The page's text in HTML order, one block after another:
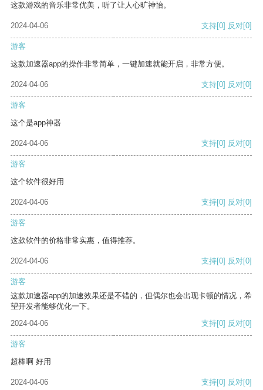
这款游戏的音乐非常优美，听了让人心旷神怡。
2024-04-06 支持[0] 反对[0]
游客
这款加速器app的操作非常简单，一键加速就能开启，非常方便。
2024-04-06 支持[0] 反对[0]
游客
这个是app神器
2024-04-06 支持[0] 反对[0]
游客
这个软件很好用
2024-04-06 支持[0] 反对[0]
游客
这款软件的价格非常实惠，值得推荐。
2024-04-06 支持[0] 反对[0]
游客
这款加速器app的加速效果还是不错的，但偶尔也会出现卡顿的情况，希
望开发者能够优化一下。
2024-04-06
支持[0] 反对[0]
游客
超棒啊 好用
2024-04-06 支持[0] 反对[0]